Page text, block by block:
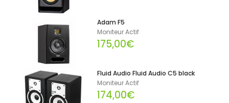
Adam F5
Moniteur Actif
175,00€
Fluid Audio Fluid Audio C5 black
Moniteur Actif
174,00€